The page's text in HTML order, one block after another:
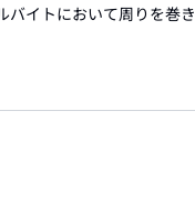
バイトにおいて周りを巻き